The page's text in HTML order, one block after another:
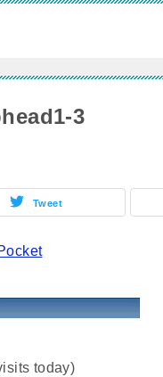
3
Tweet
today)